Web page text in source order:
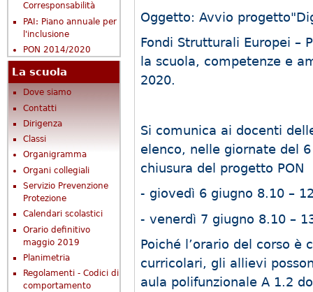
Oggetto: Avvio
Fondi Strutturali Europei –
la scuola, competenze e
2020.
Si comunica ai docenti
elenco, nelle giornate del
chiusura del progetto
- giovedì 6 giugno 8.10 –
- venerdì 7 giugno 8.10 –
Poiché l’orario del corso
curricolari, gli allievi
aula polifunzionale A 1.2
Corresponsabilità
PAI: Piano annuale per
l'inclusione
PON 2014/2020
La scuola
Dove siamo
Contatti
Dirigenza
Classi
Organigramma
Organi collegiali
Servizio Prevenzione
Protezione
Calendari scolastici
Orario definitivo
maggio 2019
Planimetria
Regolamenti - Codici di
comportamento